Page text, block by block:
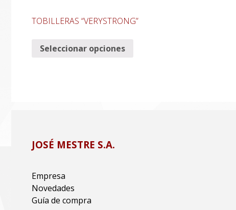
TOBILLERAS “VERYSTRONG”
Seleccionar opciones
JOSÉ MESTRE S.A.
Empresa
Novedades
Guía de compra